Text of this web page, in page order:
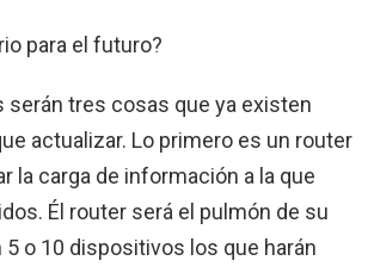
para el futuro?
serán tres cosas que ya existen
actualizar. Lo primero es un router
la carga de información a la que
Él router será el pulmón de su
5 o 10 dispositivos los que harán